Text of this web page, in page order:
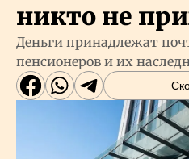
Бизнес
Рынки
никто не
Деньги принадлежат
пенсионеров и их